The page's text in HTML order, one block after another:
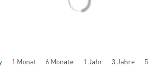
1 Monat 6 Monate 1 Jahr 3 Jahre